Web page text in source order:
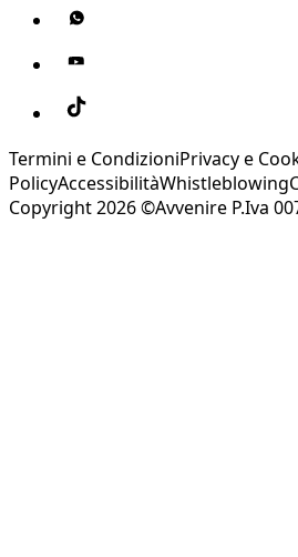
Termini e CondizioniPrivacy e
PolicyAccessibilitàWhistleblowing
Copyright 2026 ©Avvenire P.Iva